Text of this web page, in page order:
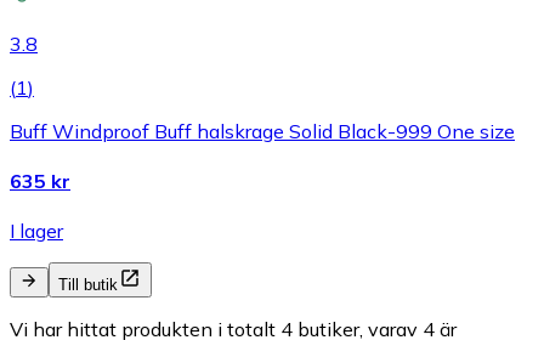
3.8
(1)
Buff Windproof Buff halskrage Solid Black-999 One size
635 kr
I lager
Till butik
Vi har hittat produkten i totalt 4 butiker, varav 4 är